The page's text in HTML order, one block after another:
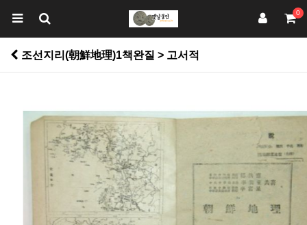
0
조선지리(朝鮮地理)1책완질 > 고서적